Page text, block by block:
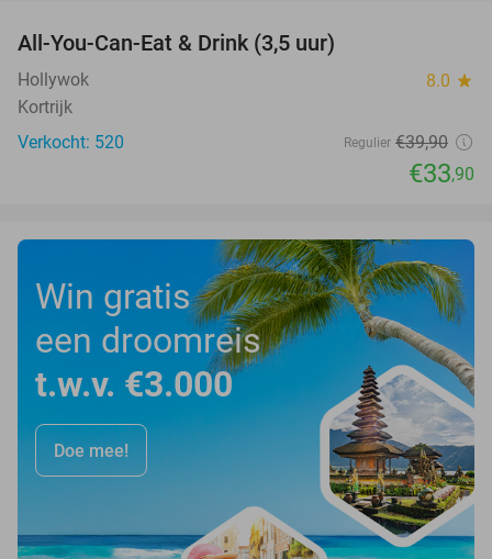
All-You-Can-Eat & Drink (3,5 uur)
Hollywok 8.0 star
Kortrijk
Verkocht: 520
Regulier €39,90
€33,90
Win gratis
een droomreis
t.w.v. €3.000
Doe mee!